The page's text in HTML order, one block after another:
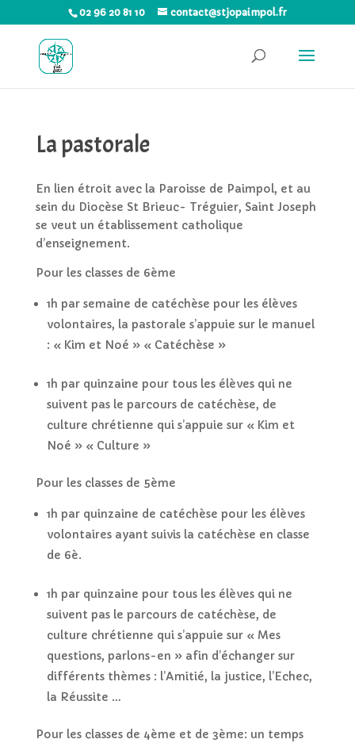
02 96 20 81 10 contact@stjopaimpol.fr
La pastorale
En lien étroit avec la Paroisse de Paimpol, et au
sein du Diocèse St Brieuc- Tréguier, Saint Joseph
se veut un établissement catholique
d’enseignement.
Pour les classes de 6ème
1h par semaine de catéchèse pour les élèves
volontaires, la pastorale s’appuie sur le manuel
: « Kim et Noé » « Catéchèse »
1h par quinzaine pour tous les élèves qui ne
suivent pas le parcours de catéchèse, de
culture chrétienne qui s’appuie sur « Kim et
Noé » « Culture »
Pour les classes de 5ème
1h par quinzaine de catéchèse pour les élèves
volontaires ayant suivis la catéchèse en classe
de 6è.
1h par quinzaine pour tous les élèves qui ne
suivent pas le parcours de catéchèse, de
culture chrétienne qui s’appuie sur « Mes
questions, parlons-en » afin d’échanger sur
différents thèmes : l’Amitié, la justice, l’Echec,
la Réussite …
Pour les classes de 4ème et de 3ème: un temps